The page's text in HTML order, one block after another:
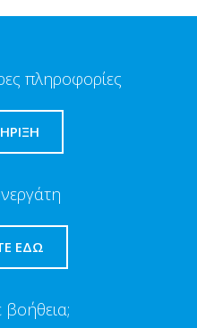
πληροφορίες
ΕΔΏ
βοήθεια;